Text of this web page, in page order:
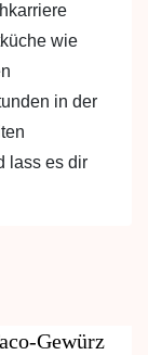
wie
in der
lass es dir
Gewürz